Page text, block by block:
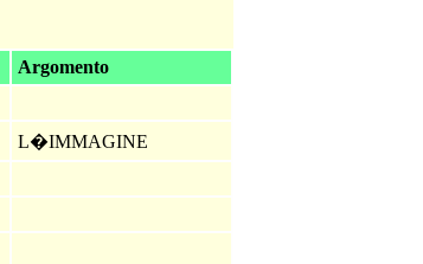
Argomento
L�IMMAGINE